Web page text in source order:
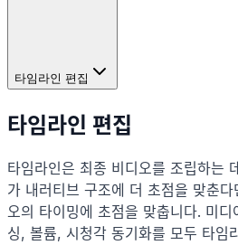
타임라인 편집
타임라인 편집
타임라인은 최종 비디오를 조립하는
가 내러티브 구조에 더 초점을 맞춘다
오의 타이밍에 초점을 맞춥니다. 미디
싱, 볼륨, 시청각 동기화를 모두 타임